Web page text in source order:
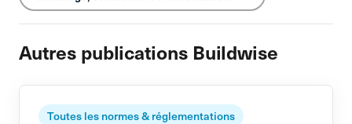
Autres publications Buildwise
Toutes les normes & réglementations